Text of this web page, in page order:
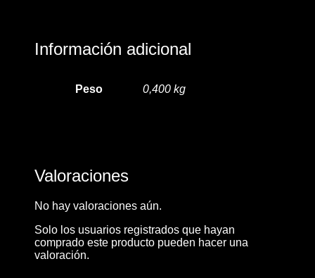
Información adicional
Peso 0,400 kg
Valoraciones
No hay valoraciones aún.
Solo los usuarios registrados que hayan
comprado este producto pueden hacer una
valoración.